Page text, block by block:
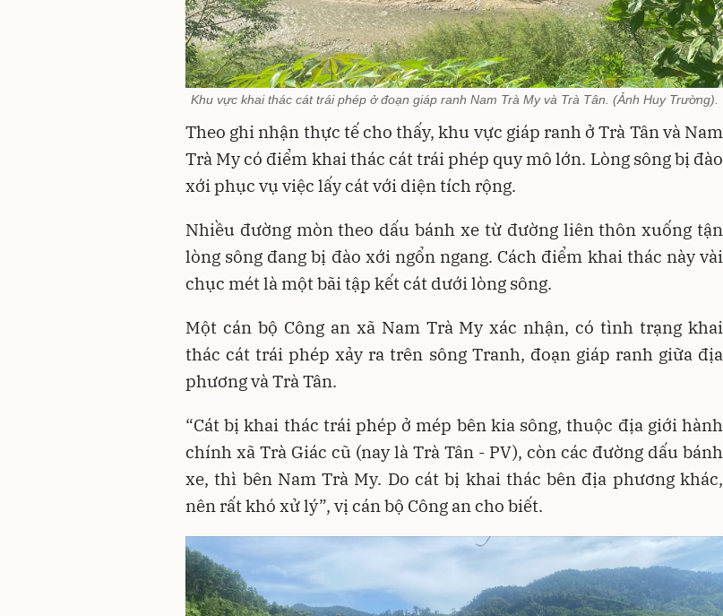
Khu vực khai thác cát trái phép ở đoạn giáp ranh Nam Trà My và Trà Tân. (Ảnh Huy Trường).
Theo ghi nhận thực tế cho thấy, khu vực giáp ranh ở Trà Tân và Nam
Trà My có điểm khai thác cát trái phép quy mô lớn. Lòng sông bị đào
xới phục vụ việc lấy cát với diện tích rộng.
Nhiều đường mòn theo dấu bánh xe từ đường liên thôn xuống tận
lòng sông đang bị đào xới ngổn ngang. Cách điểm khai thác này vài
chục mét là một bãi tập kết cát dưới lòng sông.
Một cán bộ Công an xã Nam Trà My xác nhận, có tình trạng khai
thác cát trái phép xảy ra trên sông Tranh, đoạn giáp ranh giữa địa
phương và Trà Tân.
“Cát bị khai thác trái phép ở mép bên kia sông, thuộc địa giới hành
chính xã Trà Giác cũ (nay là Trà Tân - PV), còn các đường dấu bánh
xe, thì bên Nam Trà My. Do cát bị khai thác bên địa phương khác,
nên rất khó xử lý”, vị cán bộ Công an cho biết.